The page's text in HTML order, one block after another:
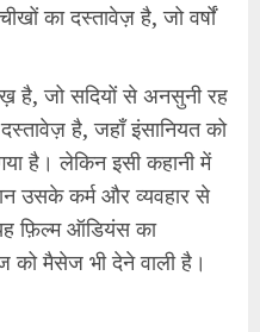
का दस्तावेज़ है, जो वर्षों
है, जो सदियों से अनसुनी रह
है, जहाँ इंसानियत को
है। लेकिन इसी कहानी में
उसके कर्म और व्यवहार से
फ़िल्म ऑडियंस का
मैसेज भी देने वाली है।